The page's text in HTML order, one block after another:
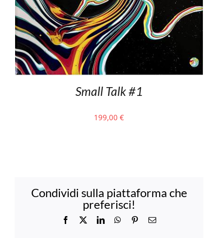
Small Talk #1
199,00 €
Condividi sulla piattaforma che
preferisci!
Facebook LinkedInWhatsApp
PinterestEmail